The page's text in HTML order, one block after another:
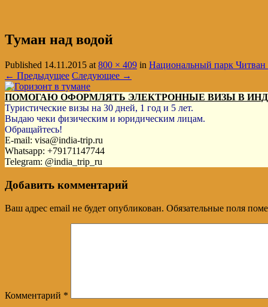
Туман над водой
Published 14.11.2015 at 800 × 409 in Национальный парк Читван
← Предыдущее Следующее →
ПОМОГАЮ ОФОРМЛЯТЬ ЭЛЕКТРОННЫЕ ВИЗЫ В
Туристические визы на 30 дней, 1 год и 5 лет.
Выдаю чеки физическим и юридическим лицам.
Обращайтесь!
E-mail: visa@india-trip.ru
Whatsapp: +79171147744
Telegram: @india_trip_ru
Добавить комментарий
Ваш адрес email не будет опубликован. Обязательные поля
Комментарий *